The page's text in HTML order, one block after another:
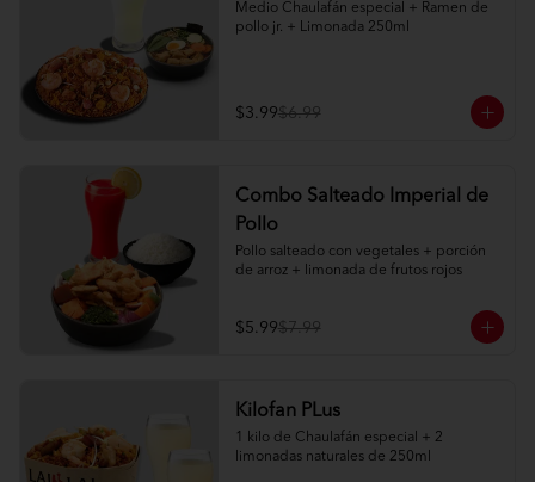
Medio Chaulafán especial + Ramen de
pollo jr. + Limonada 250ml
$3.99$6.99
Combo Salteado Imperial de
Pollo
Pollo salteado con vegetales + porción
de arroz + limonada de frutos rojos
$5.99$7.99
Kilofan PLus
1 kilo de Chaulafán especial + 2
limonadas naturales de 250ml